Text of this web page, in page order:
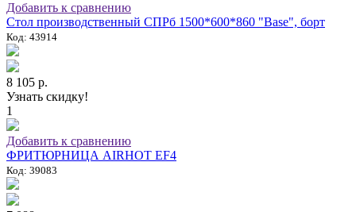
Добавить к сравнению
Стол производственный СПРб 1500*600*860 "Base", борт
Код: 43914
8 105 р.
Узнать скидку!
1
Добавить к сравнению
ФРИТЮРНИЦА AIRHOT EF4
Код: 39083